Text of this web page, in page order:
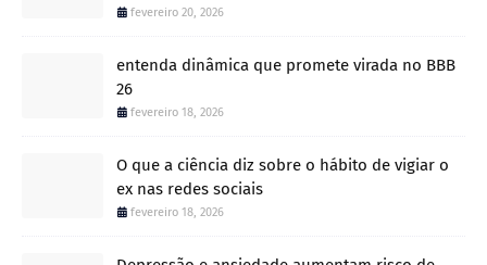
fevereiro 20, 2026
entenda dinâmica que promete virada no BBB
26
fevereiro 18, 2026
O que a ciência diz sobre o hábito de vigiar o
ex nas redes sociais
fevereiro 18, 2026